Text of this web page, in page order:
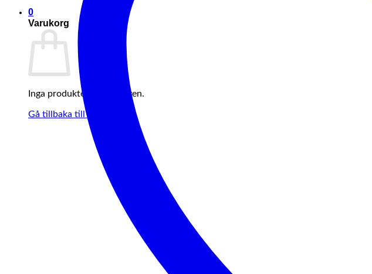
0
Varukorg
Inga produkter i varukorgen.
Gå tillbaka till butiken